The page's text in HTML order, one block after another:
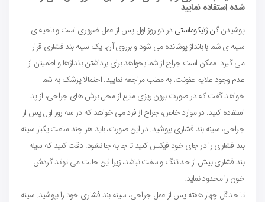
شده استفاده نمایید
پوشیدنگن ژنیکوماستی در دو روز اول پس از عمل ضروری است و ناحیه ی
سینه ی شما با بانداژ پوشانده می شود و برروی آن، یک سینه بند فشاری قرار
می گیرد. ممکن است جراح از شما بخواهد برای برداشتن بانداژها و اطمینان از
عدم وجود علایم عفونت، به مطب مراجعه نمایید. احتمالا پزشک به شما
خواهد گفت که در صورت برون ریزی مایع از محل برش های جراحی، از پد
استفاده کنید. در موارد خاص، جراح از فرد می خواهد که در سه روز اول پس از
جراحی، سینه بند فشاری بپوشید. در این صورت، باید هر چند ساعت یکبار سینه
بند فشاری را در جای خود فیکس کنید تا جا به جا نشود. دقت کنید که سینه
بند فشاری بیش از حد تنگ و سفت نباشد، زیرا این حالت می تواند گردش
خون را محدود نماید.
تا حداقل چهار هفته پس از عمل جراحی، سینه بند فشاری خود را بپوشید. سینه